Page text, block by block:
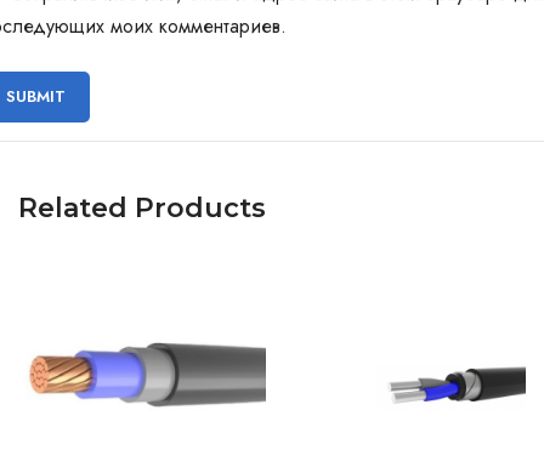
моих комментариев.
Related Products